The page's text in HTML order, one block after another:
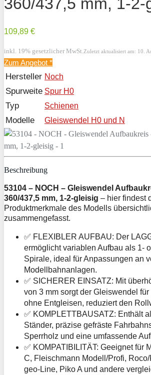
360/437,5 mm, 1-2-
109,89 €
inkl. 19% gesetzlicher MwSt. Zuletzt aktualisiert am: 10.
Zum Angebot *
Hersteller Noch
Spurweite Spur H0
Typ Schienen
Modelle Gleiswendel H0 und N
Beschreibung
53104 – NOCH – Gleiswendel
360/437,5 mm, 1-2-gleisig – hier findest
Produktmerkmale des Modells
zusammengefasst.
✅ FLEXIBLER AUFBAU: Der
ermöglicht variablen Aufbau als 1-
Spirale, ideal für Anpassungen an
Modellbahnanlagen.
✅ SICHERER EINSATZ: Mit
von 3 mm sorgt der Gleiswendel
ohne Entgleisen, reduziert den
✅ KOMPLETTBAUSATZ: Enthält
Ständer, präzise gefräste
Sperrholz und eine umfassende
✅ KOMPATIBILITÄT: Geeignet für
C, Fleischmann Modell/Profi,
geo-Line, Piko A und andere